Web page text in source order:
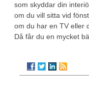
som skyddar din
om du vill sitta vid
om du har en TV eller
Då får du en mycket